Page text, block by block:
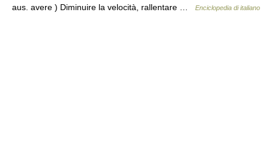
aus. avere ) Diminuire la velocità, rallentare …
Enciclopedia di italiano